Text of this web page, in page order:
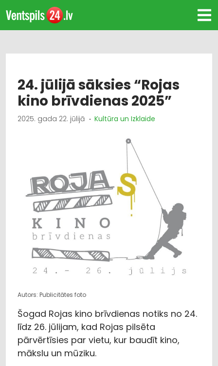
24. jūlijā sāksies “Rojas
kino brīvdienas 2025”
2025. gada 22. jūlijā Kultūra un Izklaide
Autors: Publicitātes foto
Šogad Rojas kino brīvdienas notiks no 24.
līdz 26. jūlijam, kad Rojas pilsēta
pārvērtīsies par vietu, kur baudīt kino,
mākslu un mūziku.